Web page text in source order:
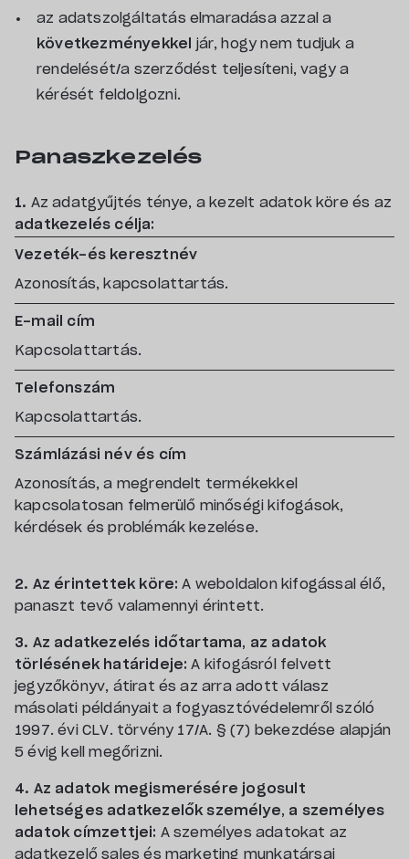
az adatszolgáltatás elmaradása azzal a
következményekkel
jár, hogy nem tudjuk a
rendelését/a szerződést teljesíteni, vagy a
kérését feldolgozni.
Panaszkezelés
1. Az adatgyűjtés ténye, a kezelt adatok köre és az
adatkezelés célja:
Vezeték-és keresztnév
Azonosítás, kapcsolattartás.
E-mail cím
Kapcsolattartás.
Telefonszám
Kapcsolattartás.
Számlázási név és cím
Azonosítás, a megrendelt termékekkel
kapcsolatosan felmerülő minőségi kifogások,
kérdések és problémák kezelése.
2. Az érintettek köre: A weboldalon kifogással élő,
panaszt tevő valamennyi érintett.
3. Az adatkezelés időtartama, az adatok
törlésének határideje: A kifogásról felvett
jegyzőkönyv, átirat és az arra adott válasz
másolati példányait a fogyasztóvédelemről szóló
1997. évi CLV. törvény 17/A. § (7) bekezdése alapján
5 évig kell megőrizni.
4. Az adatok megismerésére jogosult
lehetséges adatkezelők személye, a személyes
adatok címzettjei: A személyes adatokat az
adatkezelő sales és marketing munkatársai